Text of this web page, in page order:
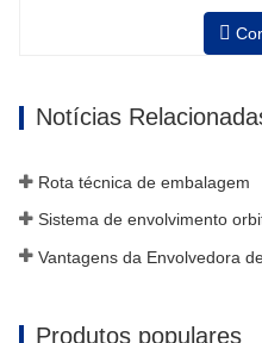
Notícias
Rota técnica de embalagem
Produtos populares